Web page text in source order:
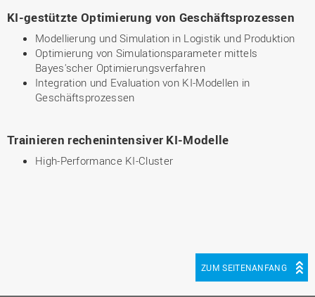
KI-gestützte Optimierung von Geschäftsprozessen
Modellierung und Simulation in Logistik und Produktion
Optimierung von Simulationsparameter mittels
Bayes'scher Optimierungsverfahren
Integration und Evaluation von KI-Modellen in
Geschäftsprozessen
Trainieren rechenintensiver KI-Modelle
High-Performance KI-Cluster
ZUM SEITENANFANG